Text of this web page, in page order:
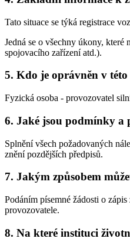
Tato situace se týká registrace
Jedná se o všechny úkony,
spojovacího zařízení atd.).
5. Kdo je oprávněn v
Fyzická osoba - provozovatel
6. Jaké jsou podmínky a
Splnění všech požadovaných
znění pozdějších předpisů.
7. Jakým způsobem
Podáním písemné žádosti o
provozovatele.
8. Na které instituci